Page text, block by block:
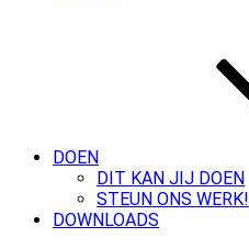
DOEN
DIT KAN JIJ DOEN
STEUN ONS WERK!
DOWNLOADS